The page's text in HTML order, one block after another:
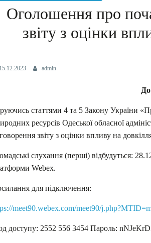
Оголошення про
звіту з оцінки
15.12.2023 admin
статтями 4 та 5 Закону України
ресурсів Одеської обласної
звіту з оцінки впливу на
слухання (перші) відбудуться:
Webex.
для підключення:
meet90.webex.com/meet90/
доступу: 2552 556 3454 Пароль: